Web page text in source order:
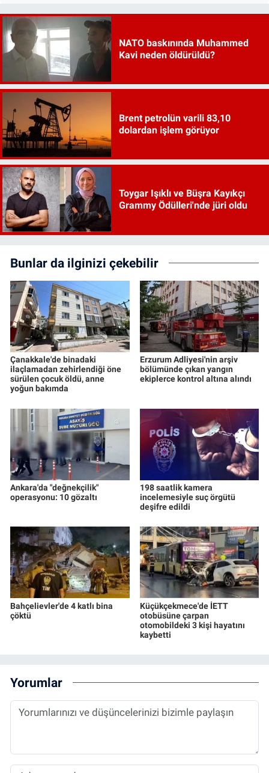
NATO baskınında Muhammed
Kavi neden öldürüldü?
Brent petrolün varili 83,10
dolardan işlem görüyor
Toygar Işıklı ve Büşra Kayıkçı
Grammy Ödülleri'nde jüri oldu
Bunlar da ilginizi çekebilir
Çanakkale'de binadaki
ilaçlamadan zehirlendiği öne
sürülen çocuk öldü, anne
yoğun bakımda
Erzurum Adliyesi'nin arşiv
bölümünde çıkan yangın
ekiplerce kontrol altına alındı
Ankara'da "değnekçilik"
operasyonu: 10 gözaltı
198 saatlik kamera
incelemesiyle suç örgütü
deşifre edildi
Bahçelievler'de 4 katlı bina
çöktü
Küçükçekmece'de İETT
otobüsüne çarpan
otomobildeki 3 kişi hayatını
kaybetti
Yorumlar